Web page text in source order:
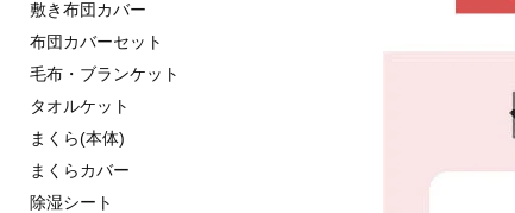
敷き布団カバー
布団カバーセット
毛布・ブランケット
タオルケット
まくら(本体)
まくらカバー
除湿シート